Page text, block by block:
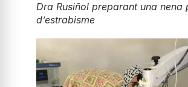
Dra Rusiñol preparant una
d’estrabisme